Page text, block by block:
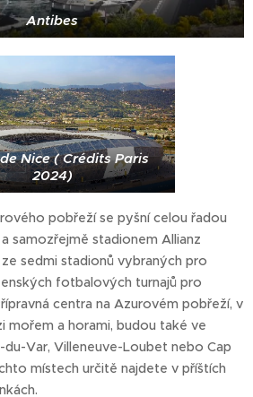
Antibes
Nice ( Crédits Paris
2024)
pobřeží se pyšní celou řadou
samozřejmě stadionem Allianz
sedmi stadionů vybraných pro
fotbalových turnajů pro
centra na Azurovém pobřeží, v
mořem a horami, budou také ve
Var, Villeneuve-Loubet nebo Cap
místech určitě najdete v příštích